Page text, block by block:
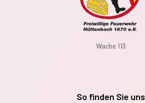
Wache 113
So finden Sie uns